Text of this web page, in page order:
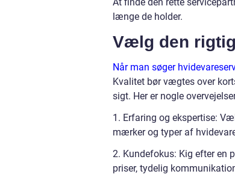
længe de holder.
Vælg den
Når man søger
Kvalitet bør vægtes over
sigt. Her er nogle
1. Erfaring og ekspertise:
mærker og typer af
2. Kundefokus: Kig efter en
priser, tydelig